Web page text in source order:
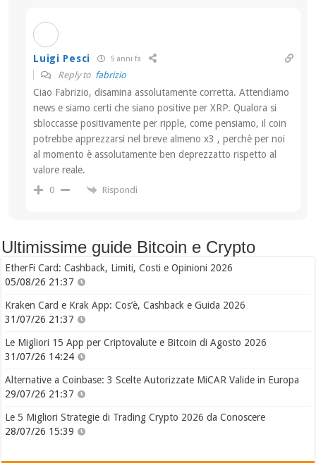
Luigi Pesci 5 anni fa
Reply to fabrizio
Ciao Fabrizio, disamina assolutamente corretta. Attendiamo
news e siamo certi che siano positive per XRP. Qualora si
sbloccasse positivamente per ripple, come pensiamo, il coin
potrebbe apprezzarsi nel breve almeno x3 , perchè per noi
al momento è assolutamente ben deprezzatto rispetto al
valore reale.
0 Rispondi
Ultimissime guide Bitcoin e Crypto
EtherFi Card: Cashback, Limiti, Costi e Opinioni 2026
05/08/26 21:37
Kraken Card e Krak App: Cos’è, Cashback e Guida 2026
31/07/26 21:37
Le Migliori 15 App per Criptovalute e Bitcoin di Agosto 2026
31/07/26 14:24
Alternative a Coinbase: 3 Scelte Autorizzate MiCAR Valide in Europa
29/07/26 21:37
Le 5 Migliori Strategie di Trading Crypto 2026 da Conoscere
28/07/26 15:39